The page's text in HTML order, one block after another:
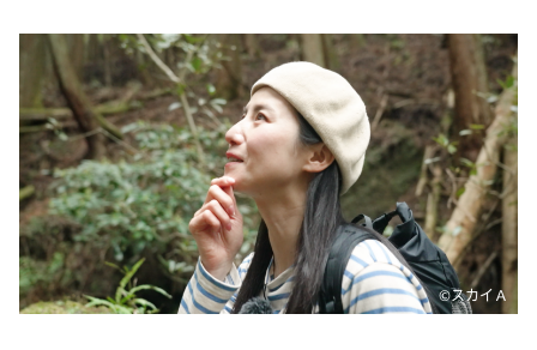
ザキ山小屋本館
ぺこぱのまるスポ
アナ回覧板
©スカイＡ